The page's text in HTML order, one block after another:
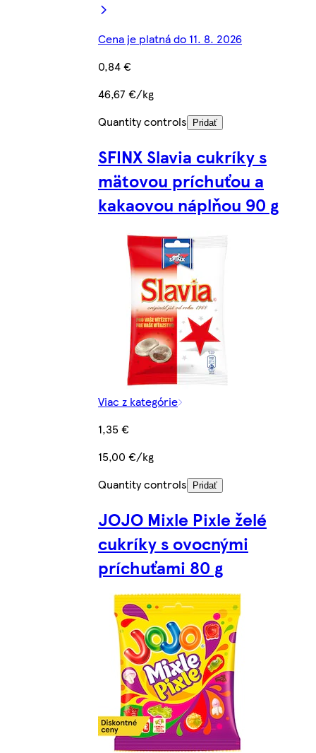
Cena je platná do 11. 8. 2026
0,84 €
46,67 €/kg
Quantity controls
Pridať
SFINX Slavia cukríky s
mätovou príchuťou a
kakaovou náplňou 90 g
Viac z kategórie
1,35 €
15,00 €/kg
Quantity controls
Pridať
JOJO Mixle Pixle želé
cukríky s ovocnými
príchuťami 80 g